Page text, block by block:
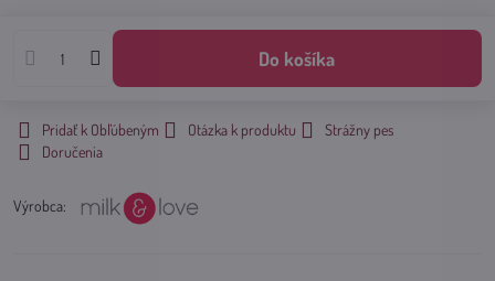
Do košíka
Pridať k Obľúbeným Otázka k produktu
Strážny pes
Doručenia
Výrobca: